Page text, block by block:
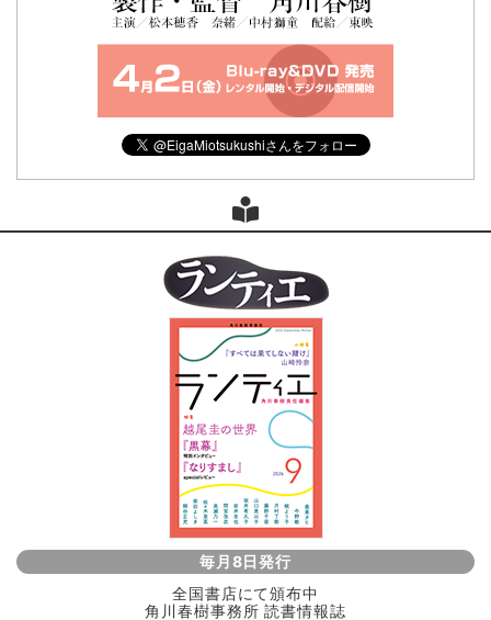
毎月8日発行
全国書店にて頒布中
角川春樹事務所 読書情報誌